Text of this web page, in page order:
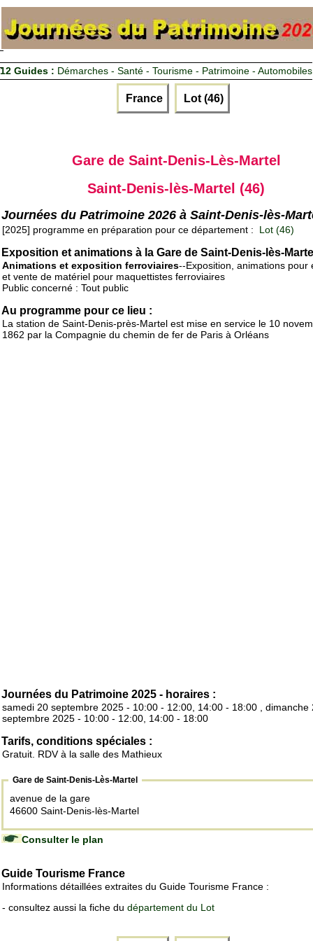
12 Guides : Démarches - Santé - Tourisme - Patrimoine - Automobiles
France Lot (46)
Gare de Saint-Denis-Lès-Martel
Saint-Denis-lès-Martel (46)
Journées du Patrimoine 2026 à Saint-Denis-lès-
[2025] programme en préparation pour ce département : Lot (46)
Exposition et animations à la Gare de Saint-Denis-lès-
Animations et exposition ferroviaires--Exposition, animations pour
et vente de matériel pour maquettistes ferroviaires
Public concerné : Tout public
Au programme pour ce lieu :
La station de Saint-Denis-près-Martel est mise en service le 10
1862 par la Compagnie du chemin de fer de Paris à Orléans
Journées du Patrimoine 2025 - horaires :
samedi 20 septembre 2025 - 10:00 - 12:00, 14:00 - 18:00 , dimanche
septembre 2025 - 10:00 - 12:00, 14:00 - 18:00
Tarifs, conditions spéciales :
Gratuit. RDV à la salle des Mathieux
Gare de Saint-Denis-Lès-Martel
avenue de la gare
46600 Saint-Denis-lès-Martel
Consulter le plan
Guide Tourisme France
Informations détaillées extraites du Guide Tourisme France :
- consultez aussi la fiche du département du Lot